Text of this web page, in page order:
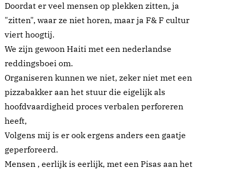
Doordat er veel mensen op plekken zitten, ja
"zitten", waar ze niet horen, maar ja F& F cultur
viert hoogtij.
We zijn gewoon Haiti met een nederlandse
reddingsboei om.
Organiseren kunnen we niet, zeker niet met een
pizzabakker aan het stuur die eigelijk als
hoofdvaardigheid proces verbalen perforeren
heeft,
Volgens mij is er ook ergens anders een gaatje
geperforeerd.
Mensen , eerlijk is eerlijk, met een Pisas aan het